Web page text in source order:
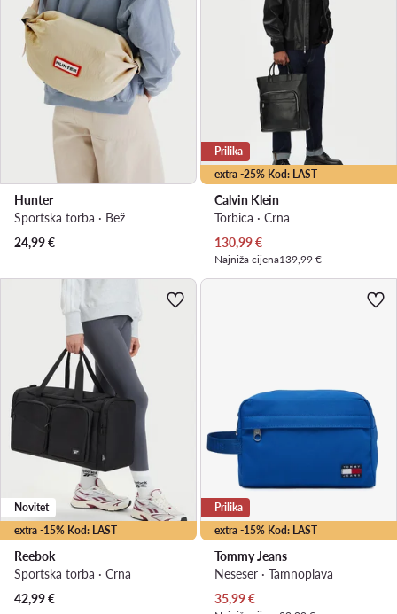
Hunter
Sportska torba · Bež
24,99€
extra -25% Kod: LAST
Prilika
Calvin Klein
Torbica · Crna
Trenutna cijena
130,99€
Najniža cijena139,99 €
extra -15% Kod: LAST
Novitet
Reebok
Sportska torba · Crna
42,99€
extra -15% Kod: LAST
Prilika
Tommy Jeans
Neseser · Tamnoplava
Trenutna cijena
35,99€